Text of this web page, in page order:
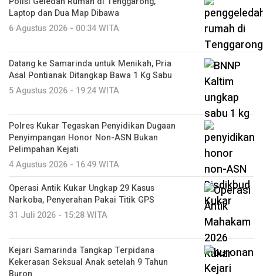
Laptop dan Dua Map Dibawa
6 Agustus 2026 - 00:34 WITA
Datang ke Samarinda untuk Menikah, Pria
Asal Pontianak Ditangkap Bawa 1 Kg Sabu
5 Agustus 2026 - 19:24 WITA
Polres Kukar Tegaskan Penyidikan Dugaan
Penyimpangan Honor Non-ASN Bukan
Pelimpahan Kejati
4 Agustus 2026 - 16:49 WITA
Operasi Antik Kukar Ungkap 29 Kasus
Narkoba, Penyerahan Pakai Titik GPS
31 Juli 2026 - 15:28 WITA
Kejari Samarinda Tangkap Terpidana
Kekerasan Seksual Anak setelah 9 Tahun